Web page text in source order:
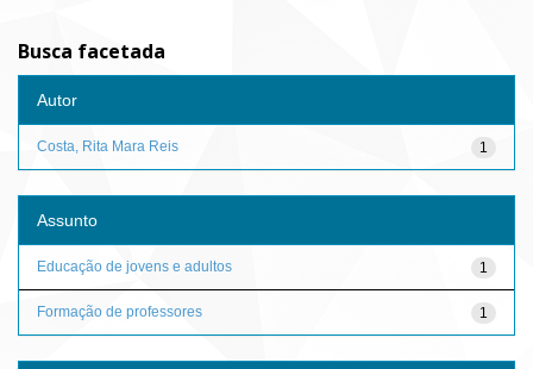
Busca facetada
Autor
1
Costa, Rita Mara Reis
Assunto
1
Educação de jovens e adultos
1
Formação de professores